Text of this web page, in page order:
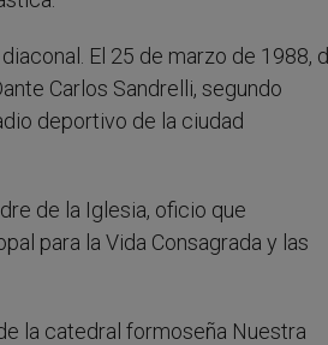
El 25 de marzo de 1988,
Carlos Sandrelli, segundo
deportivo de la ciudad
de la Iglesia, oficio que
para la Vida Consagrada y las
la catedral formoseña Nuestra